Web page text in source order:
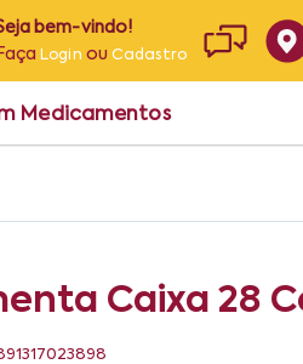
bem-vindo!
Faça Login ouCadastro
Medicamentos
Caixa 28